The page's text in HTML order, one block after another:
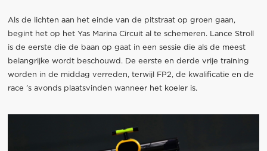
Als de lichten aan het einde van de pitstraat op groen gaan,
begint het op het Yas Marina Circuit al te schemeren. Lance Stroll
is de eerste die de baan op gaat in een sessie die als de meest
belangrijke wordt beschouwd. De eerste en derde vrije training
worden in de middag verreden, terwijl FP2, de kwalificatie en de
race ’s avonds plaatsvinden wanneer het koeler is.